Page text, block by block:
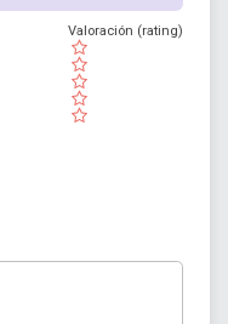
( )
( )
( )
( )
( )
Valoración (rating)